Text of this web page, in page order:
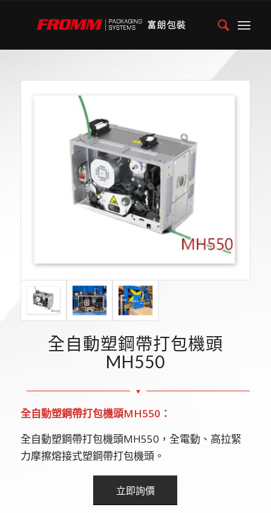
全自動塑鋼帶打包機頭
MH550
全自動塑鋼帶打包機頭MH550 ：
全自動塑鋼帶打包機頭MH550，全電動、高拉緊
力摩擦熔接式塑鋼帶打包機頭。
立即詢價